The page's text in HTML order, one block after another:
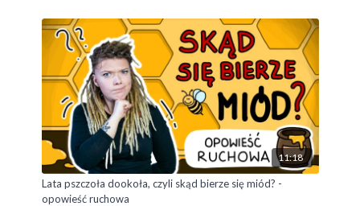
11:18
Lata pszczoła dookoła, czyli skąd bierze się miód? -
opowieść ruchowa